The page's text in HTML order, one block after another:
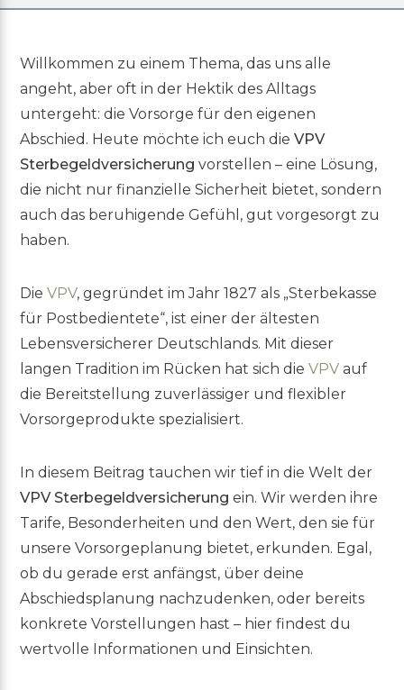
Willkommen zu einem Thema, das uns alle
angeht, aber oft in der Hektik des Alltags
untergeht: die Vorsorge für den eigenen
Abschied. Heute möchte ich euch die VPV
Sterbegeldversicherung vorstellen – eine Lösung,
die nicht nur finanzielle Sicherheit bietet, sondern
auch das beruhigende Gefühl, gut vorgesorgt zu
haben.
Die VPV, gegründet im Jahr 1827 als „Sterbekasse
für Postbedientete“, ist einer der ältesten
Lebensversicherer Deutschlands. Mit dieser
langen Tradition im Rücken hat sich die VPV auf
die Bereitstellung zuverlässiger und flexibler
Vorsorgeprodukte spezialisiert.
In diesem Beitrag tauchen wir tief in die Welt der
VPV Sterbegeldversicherung ein. Wir werden ihre
Tarife, Besonderheiten und den Wert, den sie für
unsere Vorsorgeplanung bietet, erkunden. Egal,
ob du gerade erst anfängst, über deine
Abschiedsplanung nachzudenken, oder bereits
konkrete Vorstellungen hast – hier findest du
wertvolle Informationen und Einsichten.